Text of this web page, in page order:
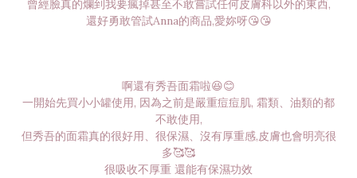
曾經臉真的爛到我要瘋掉甚至不敢嘗試任何皮膚科以外的東西,
還好勇敢管試Anna的商品,愛妳呀😘😘
啊還有秀吾面霜啦😆😊
一開始先買小小罐使用, 因為之前是嚴重痘痘肌, 霜類、油類的都
不敢使用,
但秀吾的面霜真的很好用、很保濕、沒有厚重感,皮膚也會明亮很
多🥰🥰
很吸收不厚重 還能有保濕功效